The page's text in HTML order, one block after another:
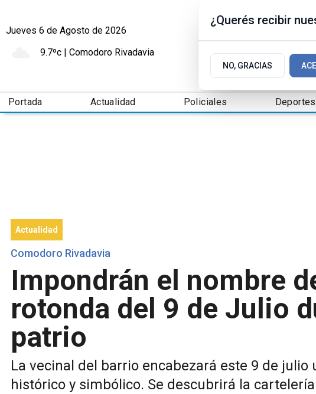
Jueves 6 de Agosto de 2026
9.7ºc | Comodoro Rivadavia
Portada Actualidad Policiales Deportes
Actualidad
Comodoro Rivadavia
Impondrán el nombre
rotonda del 9 de Julio
patrio
La vecinal del barrio encabezará este 9 de
histórico y simbólico. Se descubrirá la
¿Querés recibir
NO, GRACIAS